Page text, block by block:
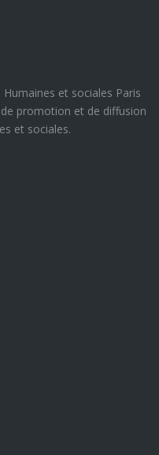
et sociales Paris
promotion et de diffusion
et sociales.